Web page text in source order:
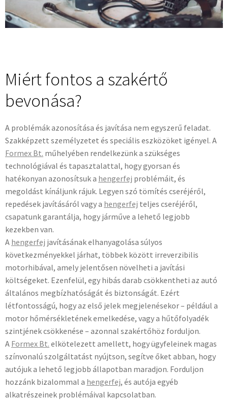
Miért fontos a szakértő
bevonása?
A problémák azonosítása és javítása nem egyszerű feladat.
Szakképzett személyzetet és speciális eszközöket igényel. A
Formex Bt. műhelyében rendelkezünk a szükséges
technológiával és tapasztalattal, hogy gyorsan és
hatékonyan azonosítsuk a hengerfej problémáit, és
megoldást kínáljunk rájuk. Legyen szó tömítés cseréjéről,
repedések javításáról vagy a hengerfej teljes cseréjéről,
csapatunk garantálja, hogy járműve a lehető legjobb
kezekben van.
A hengerfej javításának elhanyagolása súlyos
következményekkel járhat, többek között irreverzibilis
motorhibával, amely jelentősen növelheti a javítási
költségeket. Ezenfelül, egy hibás darab csökkentheti az autó
általános megbízhatóságát és biztonságát. Ezért
létfontosságú, hogy az első jelek megjelenésekor – például a
motor hőmérsékletének emelkedése, vagy a hűtőfolyadék
szintjének csökkenése – azonnal szakértőhöz forduljon.
A Formex Bt. elkötelezett amellett, hogy ügyfeleinek magas
színvonalú szolgáltatást nyújtson, segítve őket abban, hogy
autójuk a lehető legjobb állapotban maradjon. Forduljon
hozzánk bizalommal a hengerfej, és autója egyéb
alkatrészeinek problémáival kapcsolatban.